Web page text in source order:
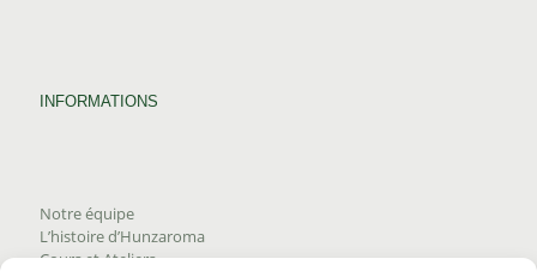
INFORMATIONS
Notre équipe
L’histoire d’Hunzaroma
Cours et Ateliers